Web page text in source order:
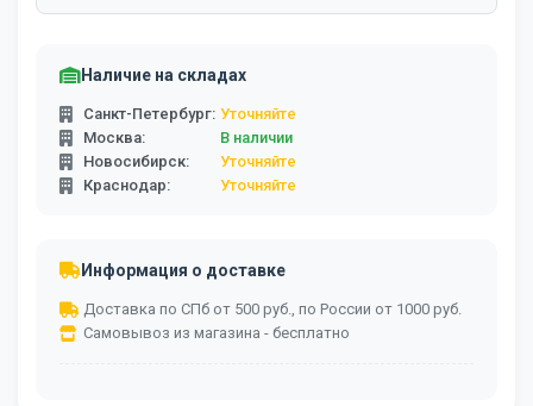
Наличие на складах
Санкт-Петербург: Уточняйте
Москва:
В наличии
Новосибирск:
Уточняйте
Краснодар:
Уточняйте
Информация о доставке
Доставка по СПб от 500 руб., по России от 1000 руб.
Самовывоз из магазина - бесплатно